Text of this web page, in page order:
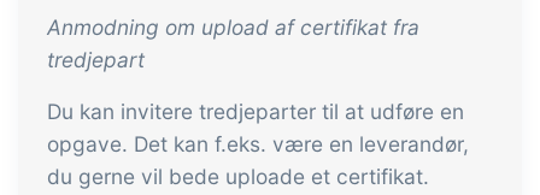
Anmodning om upload af certifikat fra
tredjepart
Du kan invitere tredjeparter til at udføre en
opgave. Det kan f.eks. være en leverandør,
du gerne vil bede uploade et certifikat.